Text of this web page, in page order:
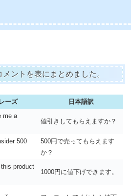
ントを表にまとめました。
ーズ 日本語訳
me a
値引きしてもらえますか？
500
500円で売ってもらえます
か？
this product
1000円に値下げできます。